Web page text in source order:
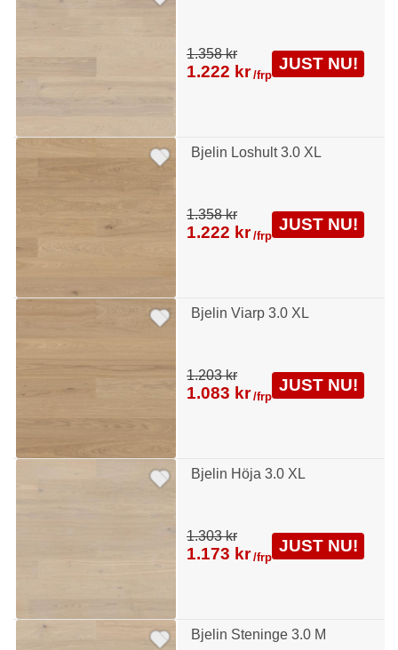
Bjelin Loshult 3.0 XL
Bjelin Viarp 3.0 XL
1.358 kr
1.222 kr /frp
JUST NU!
Bjelin Höja 3.0 XL
1.358 kr
1.222 kr /frp
JUST NU!
Bjelin Steninge 3.0 M
1.203 kr
1.083 kr /frp
JUST NU!
1.303 kr
1.173 kr /frp
JUST NU!